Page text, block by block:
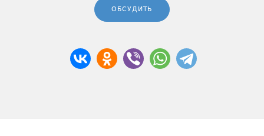
ОБСУДИТЬ